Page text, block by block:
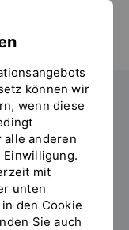
des
können wir
wenn diese
anderen
mit
unten
den Cookie
Sie auch